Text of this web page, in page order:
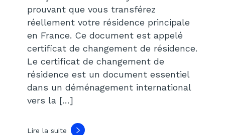
prouvant que vous transférez
réellement votre résidence principale
en France. Ce document est appelé
certificat de changement de résidence.
Le certificat de changement de
résidence est un document essentiel
dans un déménagement international
vers la […]
Lire la suite